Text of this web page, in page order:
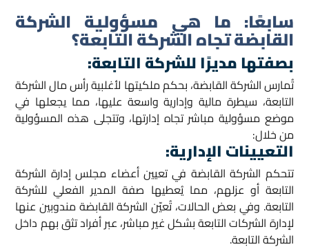
سابعًا: ما هي مسؤولية الشركة
القابضة تجاه الشركة التابعة؟
بصفتها مديرًا للشركة التابعة:
تُمارس الشركة القابضة، بحكم ملكيتها لأغلبية رأس مال الشركة
التابعة، سيطرة مالية وإدارية واسعة عليها، مما يجعلها في
موضع مسؤولية مباشر تجاه إدارتها، وتتجلى هذه المسؤولية
من خلال:
التعيينات الإدارية:
تتحكم الشركة القابضة في تعيين أعضاء مجلس إدارة الشركة
التابعة أو عزلهم، مما يُعطيها صفة المدير الفعلي للشركة
التابعة. وفي بعض الحالات، تُعيّن الشركة القابضة مندوبين عنها
لإدارة الشركات التابعة بشكل غير مباشر، عبر أفراد تثق بهم داخل
الشركة التابعة.